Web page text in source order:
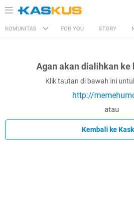
KOMUNITAS FOR YOU STORY
Agan akan dialihkan ke
Klik tautan di bawah ini
http://
atau
Kembali ke